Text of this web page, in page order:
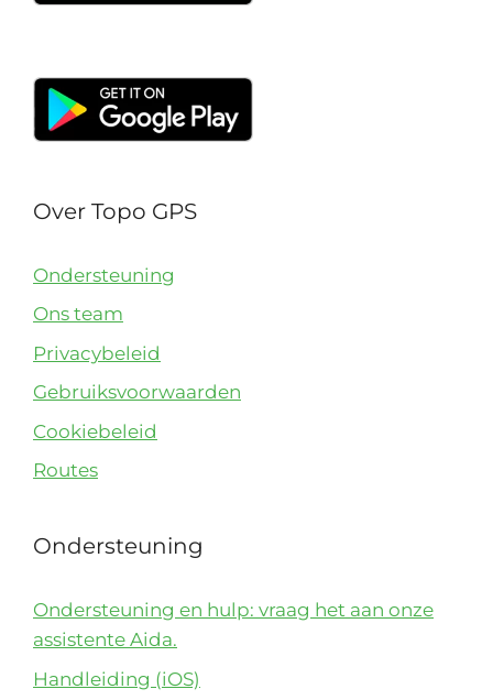
Over Topo GPS
Ondersteuning
Ons team
Privacybeleid
Gebruiksvoorwaarden
Cookiebeleid
Routes
Ondersteuning
Ondersteuning en hulp: vraag het aan onze
assistente Aida.
Handleiding (iOS)